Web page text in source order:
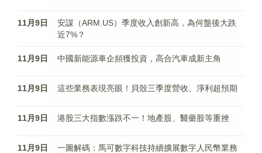
11月9日
安謀（ARM.US）季度收入創新高，為何盤後大跌
近7%？
11月9日 中國新能源車企頻獲投資，高合汽車成新主角
11月9日 這些業務表現亮眼！貝殼三季度營收、淨利超預期
11月9日 港股三大指數漲跌不一！地產股、醫藥股等重挫
11月9日
一圖解碼：馬可數字科技持續擴展數字人民幣業務